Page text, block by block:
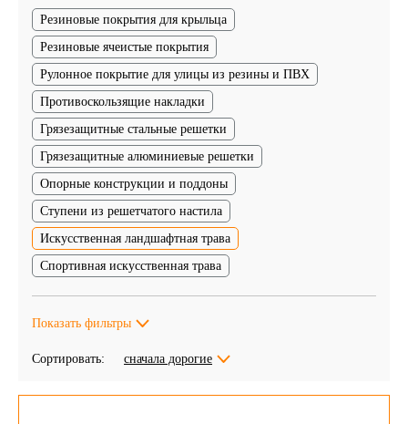
Резиновые покрытия для крыльца
Резиновые ячеистые покрытия
Рулонное покрытие для улицы из резины и ПВХ
Противоскользящие накладки
Грязезащитные стальные решетки
Грязезащитные алюминиевые решетки
Опорные конструкции и поддоны
Ступени из решетчатого настила
Искусственная ландшафтная трава
Спортивная искусственная трава
Показать фильтры
Сортировать: сначала дорогие